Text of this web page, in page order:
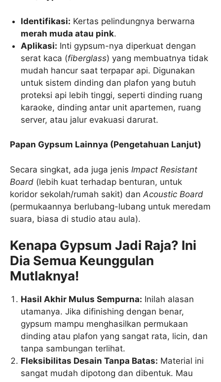
Identifikasi: Kertas pelindungnya berwarna
merah muda atau pink.
Aplikasi: Inti gypsum-nya diperkuat dengan
serat kaca (fiberglass) yang membuatnya tidak
mudah hancur saat terpapar api. Digunakan
untuk sistem dinding dan plafon yang butuh
proteksi api lebih tinggi, seperti dinding ruang
karaoke, dinding antar unit apartemen, ruang
server, atau jalur evakuasi darurat.
Papan Gypsum Lainnya (Pengetahuan Lanjut)
Secara singkat, ada juga jenis Impact Resistant
Board (lebih kuat terhadap benturan, untuk
koridor sekolah/rumah sakit) dan Acoustic Board
(permukaannya berlubang-lubang untuk meredam
suara, biasa di studio atau aula).
Kenapa Gypsum Jadi Raja? Ini
Dia Semua Keunggulan
Mutlaknya!
Hasil Akhir Mulus Sempurna: Inilah alasan
utamanya. Jika difinishing dengan benar,
gypsum mampu menghasilkan permukaan
dinding atau plafon yang sangat rata, licin, dan
tanpa sambungan terlihat.
Fleksibilitas Desain Tanpa Batas: Material ini
sangat mudah dipotong dan dibentuk. Mau